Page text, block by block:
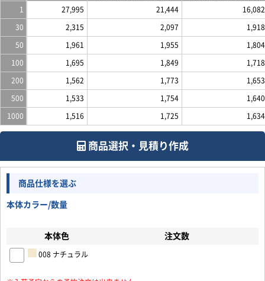
1
27,995 21,444 16,082
30 2,315 2,097 1,918
50 1,961 1,955 1,804
100 1,695 1,849 1,718
200 1,562 1,773 1,653
500 1,533 1,754 1,640
1000 1,516 1,725 1,634
商品選択・見積り作成
商品仕様を選ぶ
本体カラー/数量
本体色 注文数
008 ナチュラル